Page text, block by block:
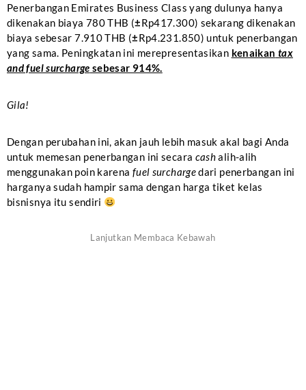
Penerbangan Emirates Business Class yang dulunya hanya
dikenakan biaya 780 THB (±Rp417.300) sekarang dikenakan
biaya sebesar 7.910 THB (±Rp4.231.850) untuk penerbangan
yang sama. Peningkatan ini merepresentasikan kenaikan tax
and fuel surcharge sebesar 914%.
Gila!
Dengan perubahan ini, akan jauh lebih masuk akal bagi Anda
untuk memesan penerbangan ini secara cashalih-alih
menggunakan poin karena fuel surchargedari penerbangan ini
harganya sudah hampir sama dengan harga tiket kelas
bisnisnya itu sendiri